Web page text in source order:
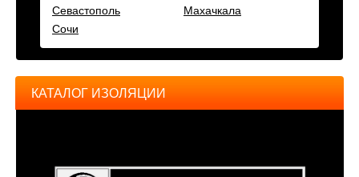
Севастополь
Махачкала
Сочи
КАТАЛОГ ИЗОЛЯЦИИ